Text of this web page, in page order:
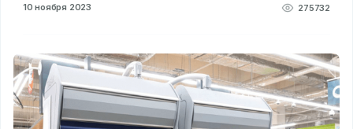
10 ноября 2023 275732